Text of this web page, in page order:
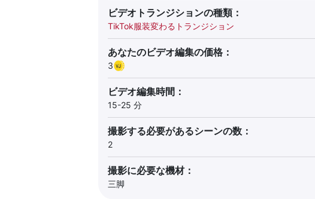
ビデオトランジションの種類：
TikTok服装変わるトランジション
あなたのビデオ編集の価格：
3
ビデオ編集時間：
15-25 分
撮影する必要があるシーンの数：
2
撮影に必要な機材：
三脚